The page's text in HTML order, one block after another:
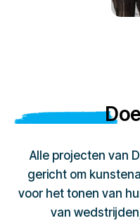
Alle projecten van
gericht om
voor het tonen van
van